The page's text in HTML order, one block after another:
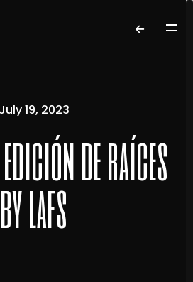
July 19, 2023
de raíces
by lafs